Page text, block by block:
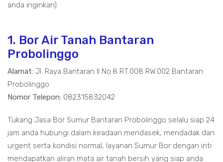
anda inginkan).
1. Bor Air Tanah Bantaran
Probolinggo
Alamat: Jl. Raya Bantaran II No.8 RT.008 RW.002 Bantaran
Probolinggo
Nomor Telepon: 082315832042
Tukang Jasa Bor Sumur Bantaran Probolinggo selalu siap 24
jam anda hubungi dalam keadaan mendasek, mendadak dan
urgent serta kondisi normal, layanan Sumur Bor dengan inti
mendapatkan aliran mata air tanah bersih yang siap anda